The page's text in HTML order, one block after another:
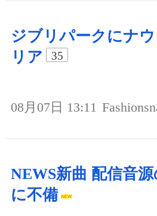
ジブリパークにナ
リア
35
08月07日 13:11
NEWS新曲 配信音
に不備